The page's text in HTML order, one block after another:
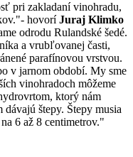
pri zakladaní vinohradu,
hovoríJuraj Klimko
odrodu Rulandské šedé.
a vrubľovanej časti,
parafínovou vrstvou.
v jarnom období. My sme
vinohradoch môžeme
ktorý nám
štepy. Štepy musia
6 až 8 centimetrov."